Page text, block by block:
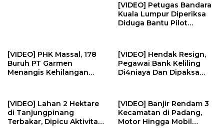
[VIDEO] Petugas Bandara
Kuala Lumpur Diperiksa
Diduga Bantu Pilot
[VIDEO] PHK Massal, 178
Buruh PT Garmen
Menangis Kehilangan
[VIDEO] Hendak Resign,
Pegawai Bank Keliling
Di4niaya Dan Dipaksa
[VIDEO] Lahan 2 Hektare
di Tanjungpinang
Terbakar, Dipicu Aktivitas
[VIDEO] Banjir Rendam 3
Kecamatan di Padang,
Motor Hingga Mobil